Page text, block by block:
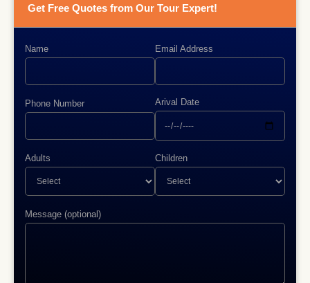
Get Free Quotes from Our Tour Expert!
Name Email Address
Phone Number Arival Date
Adults Children
Message (optional)